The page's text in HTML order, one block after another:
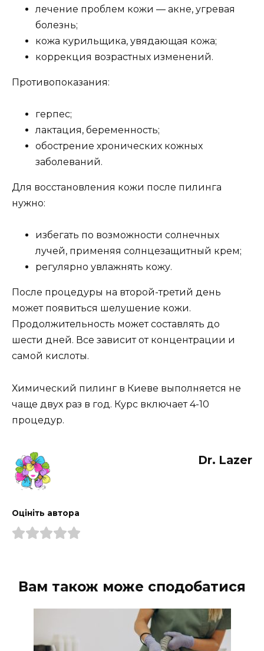
лечение проблем кожи — акне, угревая
болезнь;
кожа курильщика, увядающая кожа;
коррекция возрастных изменений.
Противопоказания:
герпес;
лактация, беременность;
обострение хронических кожных
заболеваний.
Для восстановления кожи после пилинга
нужно:
избегать по возможности солнечных
лучей, применяя солнцезащитный крем;
регулярно увлажнять кожу.
После процедуры на второй-третий день
может появиться шелушение кожи.
Продолжительность может составлять до
шести дней. Все зависит от концентрации и
самой кислоты.
Химический пилинг в Киеве выполняется не
чаще двух раз в год. Курс включает 4-10
процедур.
Dr. Lazer
Оцініть автора
Вам також може сподобатися